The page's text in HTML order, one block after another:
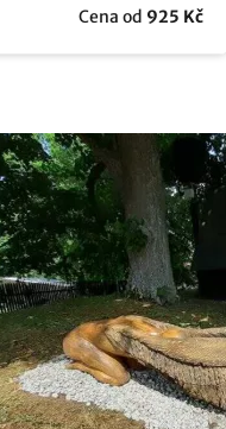
Cena od 925 Kč